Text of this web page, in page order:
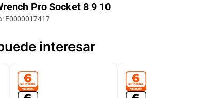
Pro Socket 8 9 10
: E0000017417
interesar